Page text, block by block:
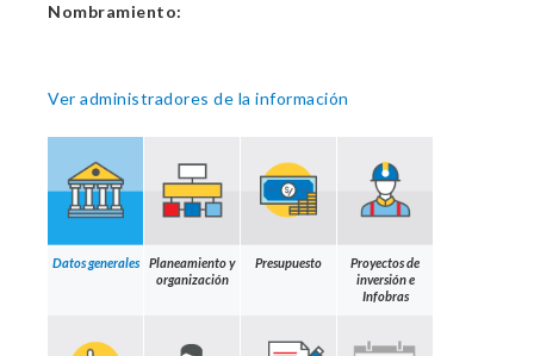
Nombramiento:
Ver administradores de la información
Datos generales
Planeamiento y
organización
Presupuesto
Proyectos de
inversión e
Infobras